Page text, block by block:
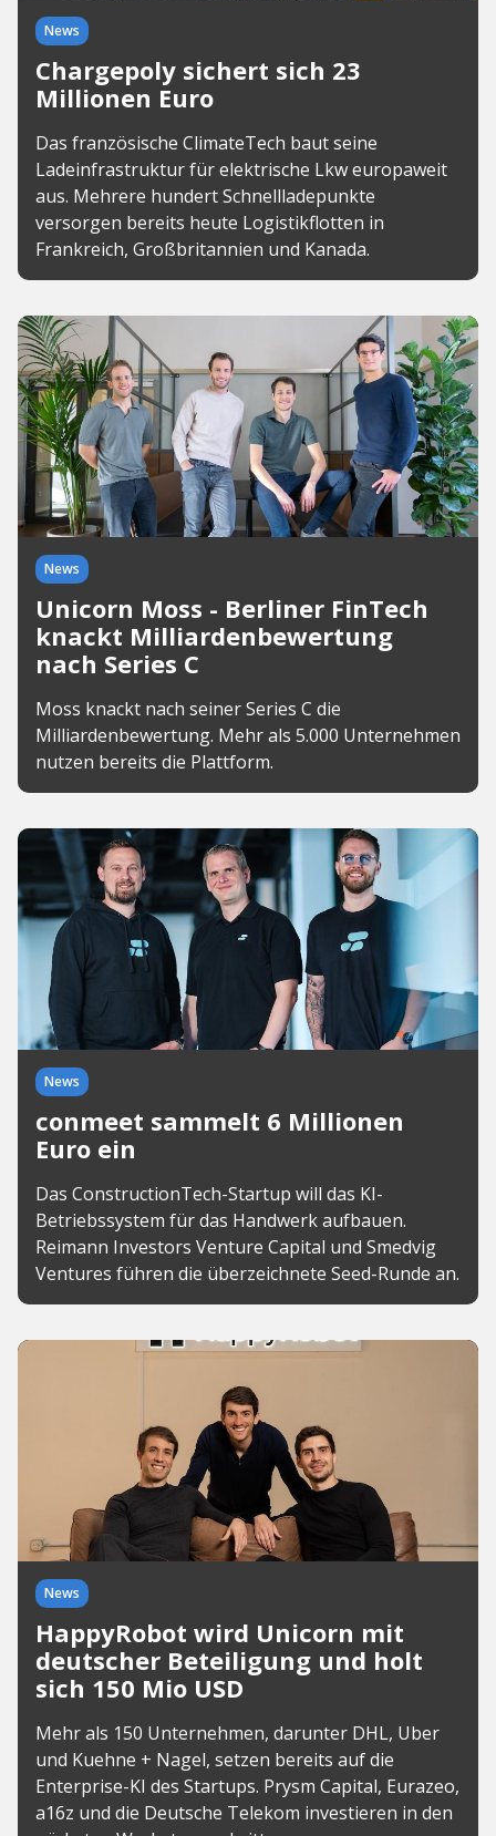
News
Chargepoly sichert sich 23
Millionen Euro
Das französische ClimateTech baut seine
Ladeinfrastruktur für elektrische Lkw europaweit
aus. Mehrere hundert Schnellladepunkte
versorgen bereits heute Logistikflotten in
Frankreich, Großbritannien und Kanada.
News
Unicorn Moss - Berliner FinTech
knackt Milliardenbewertung
nach Series C
Moss knackt nach seiner Series C die
Milliardenbewertung. Mehr als 5.000 Unternehmen
nutzen bereits die Plattform.
News
conmeet sammelt 6 Millionen
Euro ein
Das ConstructionTech-Startup will das KI-
Betriebssystem für das Handwerk aufbauen.
Reimann Investors Venture Capital und Smedvig
Ventures führen die überzeichnete Seed-Runde an.
News
HappyRobot wird Unicorn mit
deutscher Beteiligung und holt
sich 150 Mio USD
Mehr als 150 Unternehmen, darunter DHL, Uber
und Kuehne + Nagel, setzen bereits auf die
Enterprise-KI des Startups. Prysm Capital, Eurazeo,
a16z und die Deutsche Telekom investieren in den